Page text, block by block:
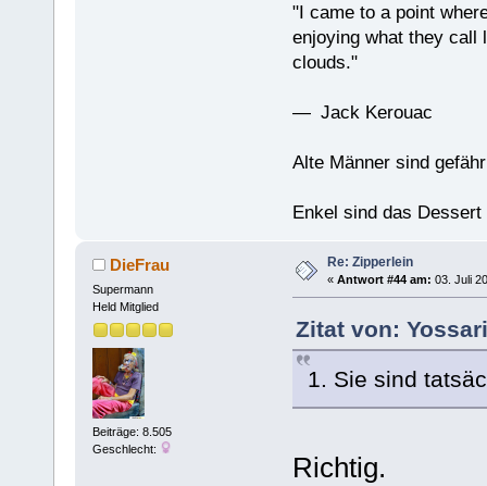
"I came to a point
enjoying what they call
clouds."
— Jack Kerouac
Alte Männer sind
Enkel sind das
DieFrau
Supermann
Held Mitglied
Beiträge: 8.505
Geschlecht:
Re: Zipperlein
« Antwort #44 am: 03. Juli
Zitat von:
1. Sie sind
Richtig.